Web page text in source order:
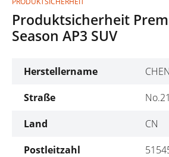
Produktsicherheit
Season AP3 SUV
Herstellername
Straße
Land
CN
Postleitzahl